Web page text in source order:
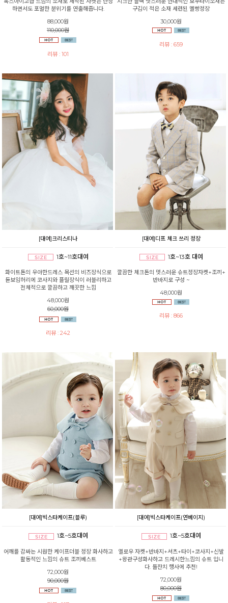
하면서도 포멀한 분위기를 연출해줍니다.
88,000원
110,000원
리뷰 : 101
구김이 적은 소재 세련된 멜빵정장
30,000원
리뷰 : 659
[대여]크리스티나
1호~11호대여
화이트톤의 우아한드레스 목선의 비즈장식으로
돋보임허리에 코사지와 플릴장식이 러블리하고
전체적으로 깔끔하고 깨끗한 느낌
48,000원
60,000원
리뷰 : 242
[대여]디프 체크 쓰리 정장
1호~13호 대여
깔끔한 체크톤의 멋스러운 슈트정장자켓+조끼+
반바지로 구성 ~
48,000원
리뷰 : 866
[대여]빅스타케이프(블루)
1호~5호대여
어깨를 감싸는 시원한 케이프더블 정장 화사하고
활동적인 느낌의 슈트 조끼베스트
72,000원
90,000원
[대여]빅스타케이프(연베이지)
1호~5호대여
옐로우 자켓+반바지+셔츠+타이+코사지+신발
+왕관구성화사하고 드레시한느낌의 슈트 입니
다. 돌잔치 행사에 추천!
72,000원
80,000원